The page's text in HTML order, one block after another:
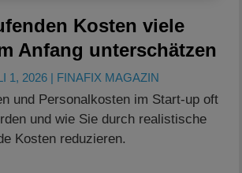
Kosten viele
Anfang unterschätzen
1, 2026 | FINAFIX MAGAZIN
und Personalkosten im Start-up oft
und wie Sie durch realistische
Kosten reduzieren.